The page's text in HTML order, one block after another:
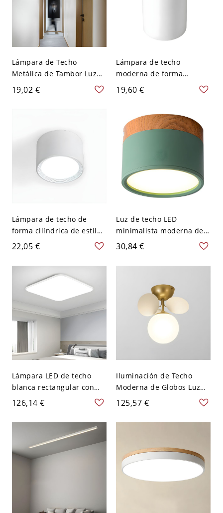
Lámpara de Techo
Metálica de Tambor Luz
de Techo LED Nórdica
para Cuarto - Blanco 110
19,02 €
Lámpara de techo
moderna de forma
cilíndrica de aluminio con
1 luz para estudio o sala
120 V 7,62 cm Blanco
19,60 €
Lámpara de techo de
forma cilíndrica de estilo
moderno, metal, 1 luz,
iluminación de techo para
restaurante - Blanco 110
A 120 V 8,89 cm Blanco
22,05 €
Luz de techo LED
minimalista moderna de
aluminio lacado con
pantalla acrílica - Verde
110 A 120 V Blanco
30,84 €
Lámpara LED de techo
blanca rectangular con
montaje empotrado,
moderna, con pantalla
acrílica de metal blanco -
110 A 120 V 39,37 cm
Blanco
126,14 €
Iluminación de Techo
Moderna de Globos Luz
de Techo Semi Empotrada
de Metal para Sala -
Blanco 110 A 120 V 1
125,57 €